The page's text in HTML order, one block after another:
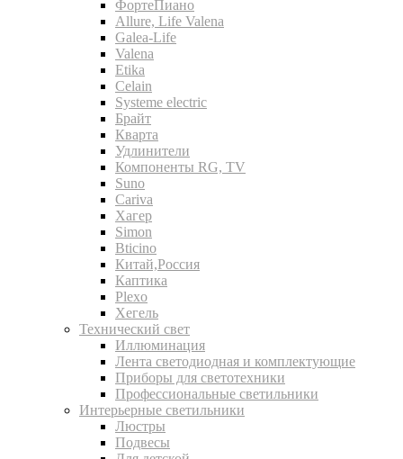
ФортеПиано
Allure, Life Valena
Galea-Life
Valena
Etika
Celain
Systeme electric
Брайт
Кварта
Удлинители
Компоненты RG, TV
Suno
Cariva
Хагер
Simon
Bticino
Китай,Россия
Каптика
Plexo
Хегель
Технический свет
Иллюминация
Лента светодиодная и комплектующие
Приборы для светотехники
Профессиональные светильники
Интерьерные светильники
Люстры
Подвесы